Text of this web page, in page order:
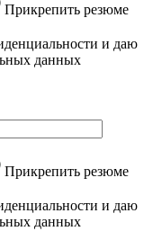
Прикрепить резюме
и даю
данных
Прикрепить резюме
и даю
данных